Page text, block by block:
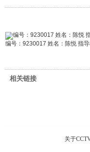
编号：9230017 姓名：陈悦 指
相关链接
关于